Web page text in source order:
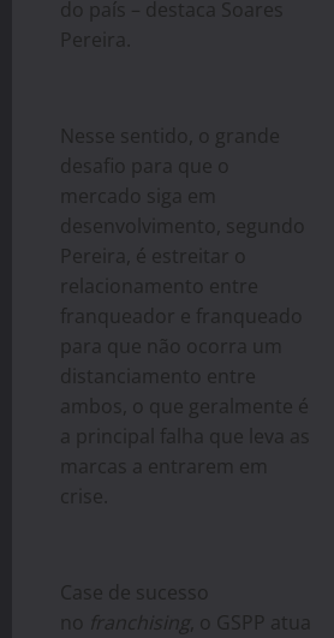
do país – destaca Soares
Pereira.
Nesse sentido, o grande
desafio para que o
mercado siga em
desenvolvimento, segundo
Pereira, é estreitar o
relacionamento entre
franqueador e franqueado
para que não ocorra um
distanciamento entre
ambos, o que geralmente é
a principal falha que leva as
marcas a entrarem em
crise.
Case de sucesso
no franchising , o GSPP atua